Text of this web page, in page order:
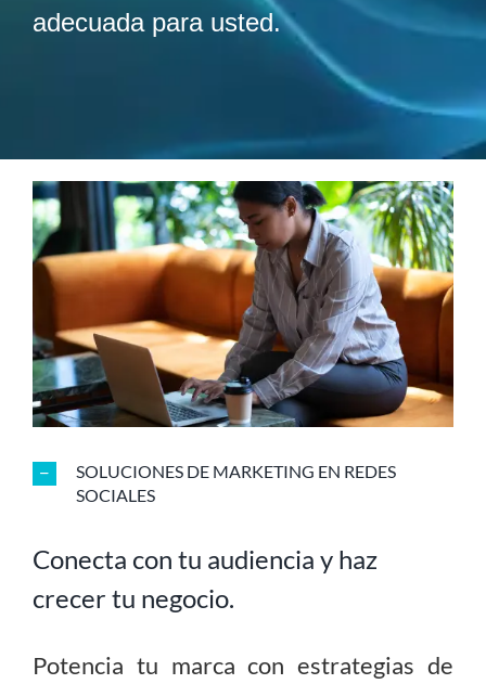
adecuada para usted.
SOLUCIONES DE MARKETING EN REDES
SOCIALES
Conecta con tu audiencia y haz
crecer tu negocio.
Potencia tu marca con estrategias de